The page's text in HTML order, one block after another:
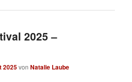
2025 –
2025vonNatalie Laube